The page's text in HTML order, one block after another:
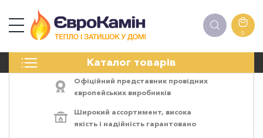
0
Каталог товарів
ПЕЧІ
ЕЛЕКТРОКАМІНИ
АКСЕСУАРИ
Офіційний представник провідних
європейських виробників
Широкий ассортимент, висока
якість і надійність гарантовано